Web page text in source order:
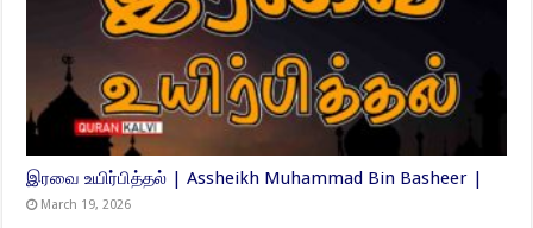
இரவை உயிர்பித்தல் | Assheikh Muhammad Bin Basheer |
March 19, 2026